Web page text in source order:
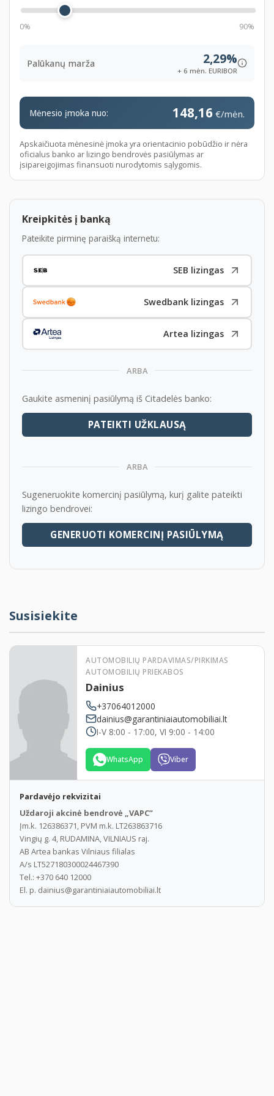
Swedbank bankuose. Šiam automobiliui bus taikomos
vos nuo 2,6 % + 6 mėn. EURIBOR palūkanos:
privatiems-klientams
language=LIT
Perkant lizingu pasirūpinsime automobilio registracija
Neturite laiko ar galimybių atvykti apžiūrėti
automobilio?
Vilniaus mieste pristatysime automobilį apžiūrai Jūsų
nurodytu adresu vos už 50 Eur.
Galime pristatyti automobilį apžiūrai į Jūsų miestą
nurodytu adresu (taikomas papildomas mokestis).
Kaina galutinė, nėra jokių papildomų mokesčių.
www.GarantiniaiAutomobiliai.lt
PAGALBA PARDUODANT JŪSŲ AUTOMOBILĮ
Turite nepriekaištingos būklės automobilį su
galiojančia (arba neseniai pasibaigusia) gamykline
garantija ir norite jį parduoti?
Priimame automobilius pardavimui komiso pagrindais
arba galime nupirkti Jūsų automobilį nedelsiant.
Profesionalių darbuotojų komanda pasirūpins Jūsų
Automobilių paruošimas pardavimui
Nemokami skelbimai
Didelis klientų srautas
Pardavimas lizingu
Automobilių registracija ir techninė apžiūra
Patogi lokacija naujai įrengtoje aikštelėje Vilniuje
greitai ir efektyviai parduoti savo seną automobilį?
V1348
0% 90%
Palūkanų marža 2,29%
+ 6 mėn. EURIBOR
Mėnesio įmoka nuo: 148,16 €/mėn.
Apskaičiuota mėnesinė įmoka yra orientacinio pobūdžio ir nėra
oficialus banko ar lizingo bendrovės pasiūlymas ar
įsipareigojimas finansuoti nurodytomis sąlygomis.
Kreipkitės į banką
Pateikite pirminę paraišką internetu:
SEB lizingas
Swedbank lizingas
Artea lizingas
ARBA
Gaukite asmeninį pasiūlymą iš Citadelės banko:
PATEIKTI UŽKLAUSĄ
ARBA
Sugeneruokite komercinį pasiūlymą, kurį galite pateikti
lizingo bendrovei:
GENERUOTI KOMERCINĮ PASIŪLYMĄ
Susisiekite
AUTOMOBILIŲ PARDAVIMAS/PIRKIMAS
AUTOMOBILIŲ PRIEKABOS
Dainius
+37064012000
dainius@garantiniaiautomobiliai.lt
I-V 8:00 - 17:00, VI 9:00 - 14:00
WhatsApp Viber
Pardavėjo rekvizitai
Uždaroji akcinė bendrovė „VAPC”
Įm.k. 126386371, PVM m.k. LT263863716
Vingių g. 4, RUDAMINA, VILNIAUS raj.
AB Artea bankas Vilniaus filialas
A/s LT527180300024467390
Tel.: +370 640 12000
El. p. dainius@garantiniaiautomobiliai.lt